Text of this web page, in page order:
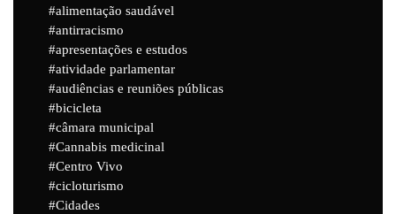
alimentação saudável
antirracismo
apresentações e estudos
atividade parlamentar
audiências e reuniões públicas
bicicleta
câmara municipal
Cannabis medicinal
Centro Vivo
cicloturismo
Cidades